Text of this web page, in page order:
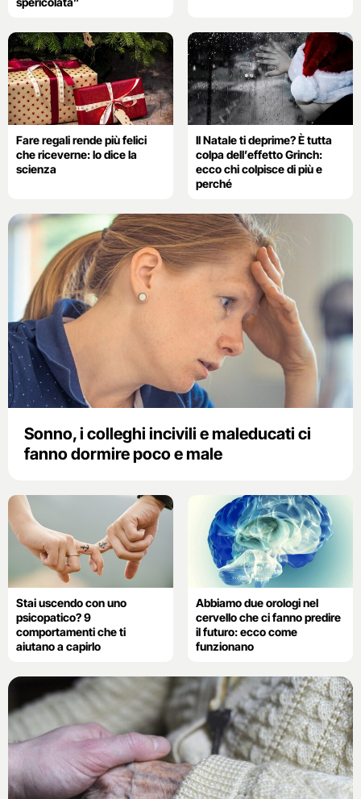
Fare regali rende più felici
che riceverne: lo dice la
scienza
Il Natale ti deprime? È tutta
colpa dell’effetto Grinch:
ecco chi colpisce di più e
perché
Sonno, i colleghi incivili e maleducati ci
fanno dormire poco e male
Stai uscendo con uno
psicopatico? 9
comportamenti che ti
aiutano a capirlo
Abbiamo due orologi nel
cervello che ci fanno predire
il futuro: ecco come
funzionano